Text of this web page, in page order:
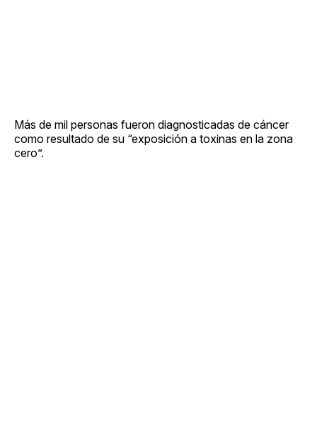
Más de mil personas fueron diagnosticadas de cáncer
como resultado de su “exposición a toxinas en la zona
cero”.